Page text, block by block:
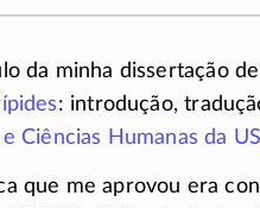
da minha dissertação
: introdução,
e Ciências Humanas da
que me aprovou era